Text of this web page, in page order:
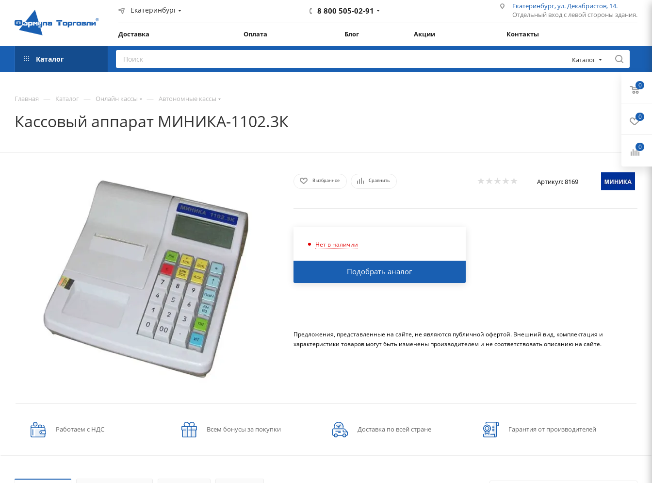
Екатеринбург 8 800 505-02-91
Екатеринбург, ул. Декабристов, 14.
Отдельный вход с левой стороны здания.
Доставка Оплата Блог Акции Контакты
Каталог Каталог
Главная — Каталог — Онлайн кассы — Автономные кассы
Кассовый аппарат МИНИКА-1102.3К
В избранное Сравнить Артикул:8169
Нет в наличии
Подобрать аналог
Предложения, представленные на сайте, не являются публичной офертой. Внешний вид, комплектация и
характеристики товаров могут быть изменены производителем и не соответствовать описанию на сайте.
Работаем с НДС Всем бонусы за покупки Доставка по всей стране Гарантия от производителей
0
0
0